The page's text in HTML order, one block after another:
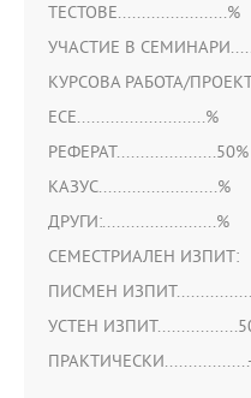
ТЕСТОВЕ.......................%
УЧАСТИЕ В
КУРСОВА РАБОТА/
ЕСЕ...........................%
РЕФЕРАТ.....................50%
КАЗУС.........................%
ДРУГИ:........................%
СЕМЕСТРИАЛЕН ИЗПИТ:
ПИСМЕН
УСТЕН